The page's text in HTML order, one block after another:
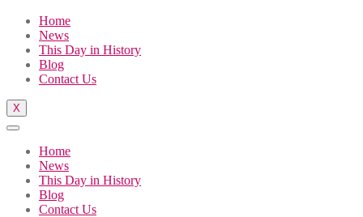
Home
News
This Day in History
Blog
Contact Us
X
Home
News
This Day in History
Blog
Contact Us